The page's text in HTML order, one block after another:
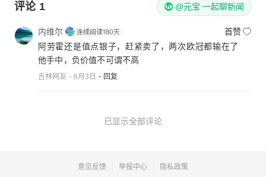
评论 1 @元宝 一起聊新闻
内维尔
首赞
阿劳霍还是值点银子，赶紧卖了，两次欧冠都输在了
他手中，负价值不可谓不高
吉林网友 6月3日 回复
已显示全部评论
意见反馈 举报中心 隐私政策